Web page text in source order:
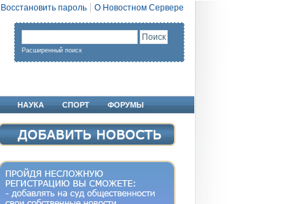
Восстановить пароль О Новостном Сервере
Расширенный поиск
НАУКА СПОРТ ФОРУМЫ